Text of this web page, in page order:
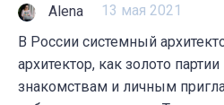
Alena 13 мая 2021
В России системный
архитектор, как золото
знакомствам и личным